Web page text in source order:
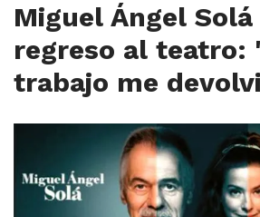
Miguel Ángel Solá
regreso al teatro:
trabajo me